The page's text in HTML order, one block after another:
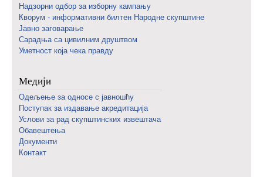
Надзорни одбор за изборну кампању
Кворум - информативни билтен Народне скупштине
Јавно заговарање
Сарадња са цивилним друштвом
Уметност која чека правду
Медији
Одељење за односе с јавношћу
Поступак за издавање акредитација
Услови за рад скупштинских извештача
Обавештења
Документи
Контакт